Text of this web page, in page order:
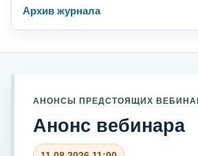
Архив журнала
АНОНСЫ ПРЕДСТОЯЩИХ
Анонс вебинара